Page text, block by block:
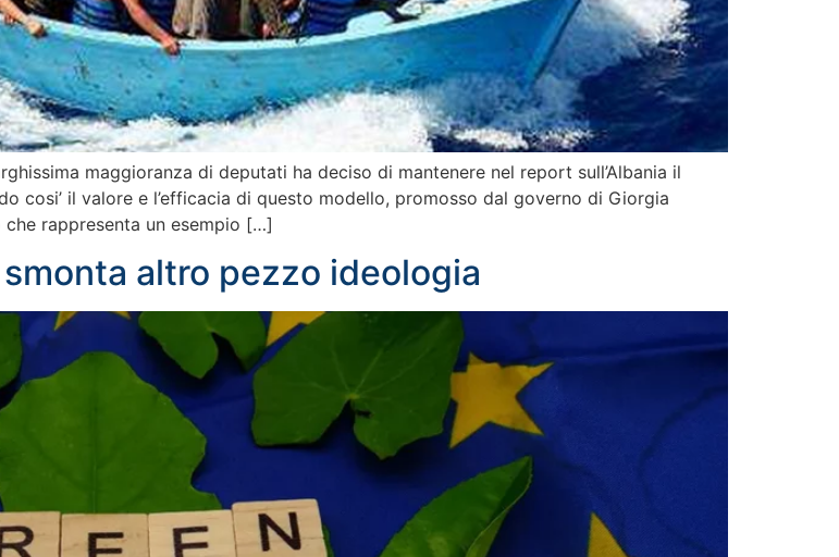
maggioranza di deputati ha deciso di mantenere nel report sull’Albania il
cosi’ il valore e l’efficacia di questo modello, promosso dal governo di Giorgia
rappresenta un esempio […]
altro pezzo ideologia